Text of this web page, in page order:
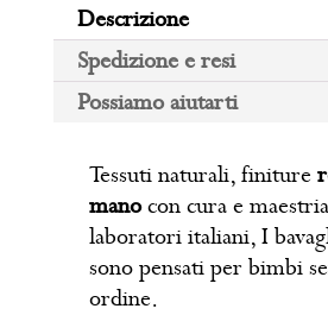
mano
quantità
Descrizione
Spedizione e resi
Possiamo aiutarti
Tessuti naturali, finiture
manocon cura e
laboratori italiani, I
sono pensati per bimbi
ordine.